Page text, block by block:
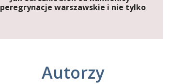
peregrynacje warszawskie i nie tylko
Autorzy